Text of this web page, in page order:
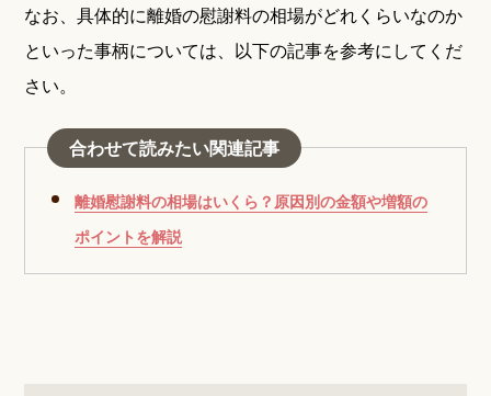
なお、具体的に離婚の慰謝料の相場がどれくらいなのか
といった事柄については、以下の記事を参考にしてくだ
さい。
合わせて読みたい関連記事
離婚慰謝料の相場はいくら？原因別の金額や増額の
ポイントを解説